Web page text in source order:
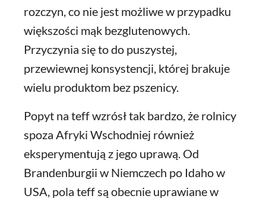
rozczyn, co nie jest możliwe w przypadku
większości mąk bezglutenowych.
Przyczynia się to do puszystej,
przewiewnej konsystencji, której brakuje
wielu produktom bez pszenicy.
Popyt na teff wzrósł tak bardzo, że rolnicy
spoza Afryki Wschodniej również
eksperymentują z jego uprawą. Od
Brandenburgii w Niemczech po Idaho w
USA, pola teff są obecnie uprawiane w